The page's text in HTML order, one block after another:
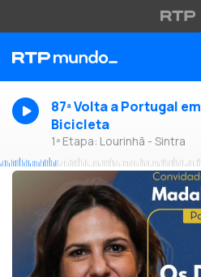
87ª Volta a Portugal em
Bicicleta
1ª Etapa: Lourinhã - Sintra